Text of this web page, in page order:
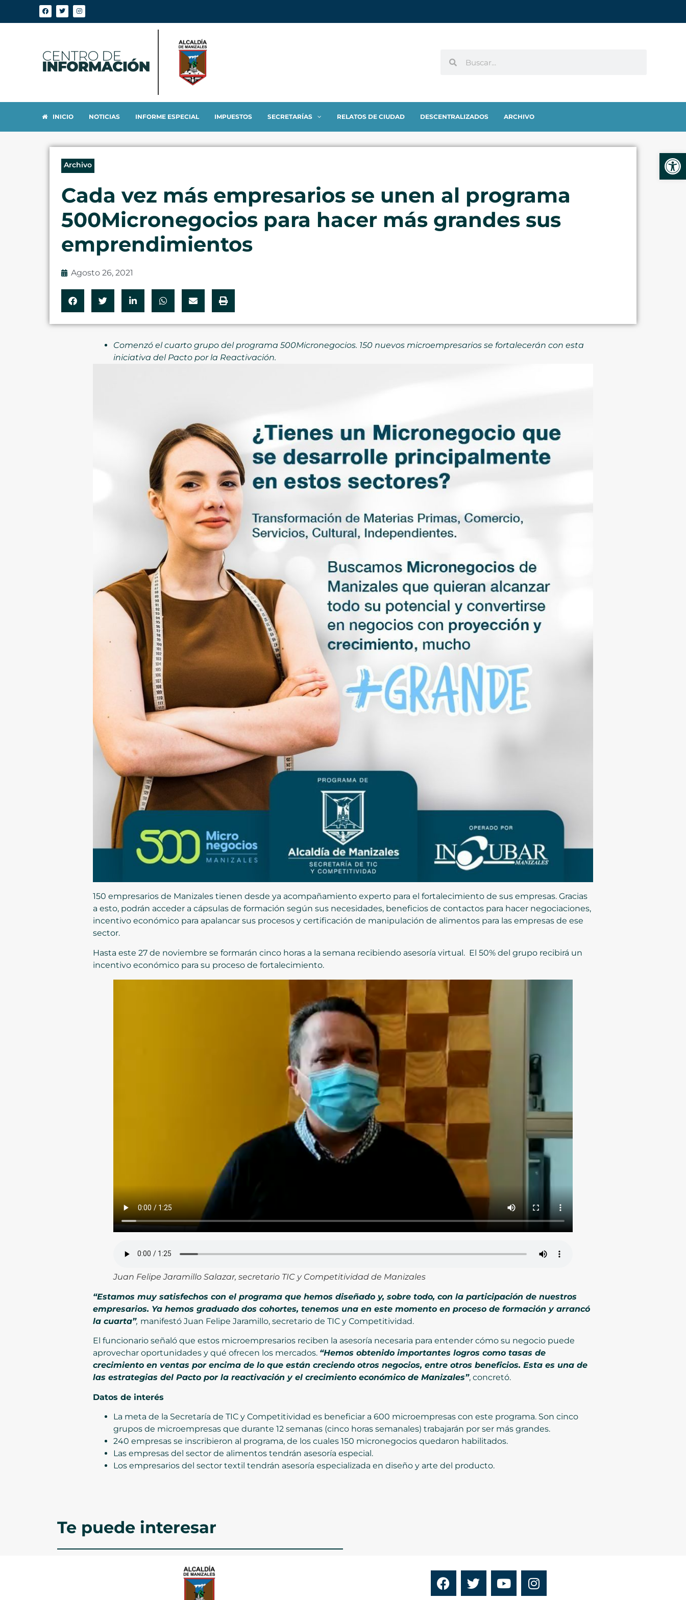
INICIO NOTICIAS INFORME ESPECIAL IMPUESTOS SECRETARÍAS RELATOS DE CIUDAD DESCENTRALIZADOS ARCHIVO
Archivo
Cada vez más empresarios se unen al programa
500Micronegocios para hacer más grandes sus
emprendimientos
Agosto 26, 2021
Comenzó el cuarto grupo del programa 500Micronegocios. 150 nuevos microempresarios se fortalecerán con esta
iniciativa del Pacto por la Reactivación.
150 empresarios de Manizales tienen desde ya acompañamiento experto para el fortalecimiento de sus empresas. Gracias
a esto, podrán acceder a cápsulas de formación según sus necesidades, beneficios de contactos para hacer negociaciones,
incentivo económico para apalancar sus procesos y certificación de manipulación de alimentos para las empresas de ese
sector.
Hasta este 27 de noviembre se formarán cinco horas a la semana recibiendo asesoría virtual. El 50% del grupo recibirá un
incentivo económico para su proceso de fortalecimiento.
Juan Felipe Jaramillo Salazar, secretario TIC y Competitividad de Manizales
“Estamos muy satisfechos con el programa que hemos diseñado y, sobre todo, con la participación de nuestros
empresarios. Ya hemos graduado dos cohortes, tenemos una en este momento en proceso de formación y arrancó
la cuarta”, manifestó Juan Felipe Jaramillo, secretario de TIC y Competitividad.
El funcionario señaló que estos microempresarios reciben la asesoría necesaria para entender cómo su negocio puede
aprovechar oportunidades y qué ofrecen los mercados. “Hemos obtenido importantes logros como tasas de
crecimiento en ventas por encima de lo que están creciendo otros negocios, entre otros beneficios. Esta es una de
las estrategias del Pacto por la reactivación y el crecimiento económico de Manizales”, concretó.
Datos de interés
La meta de la Secretaría de TIC y Competitividad es beneficiar a 600 microempresas con este programa. Son cinco
grupos de microempresas que durante 12 semanas (cinco horas semanales) trabajarán por ser más grandes.
240 empresas se inscribieron al programa, de los cuales 150 micronegocios quedaron habilitados.
Las empresas del sector de alimentos tendrán asesoría especial.
Los empresarios del sector textil tendrán asesoría especializada en diseño y arte del producto.
Te puede interesar